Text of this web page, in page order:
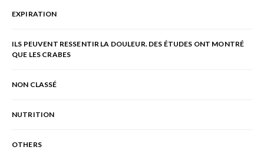
EXPIRATION
ILS PEUVENT RESSENTIR LA DOULEUR. DES ÉTUDES ONT MONTRÉ
QUE LES CRABES
NON CLASSÉ
NUTRITION
OTHERS